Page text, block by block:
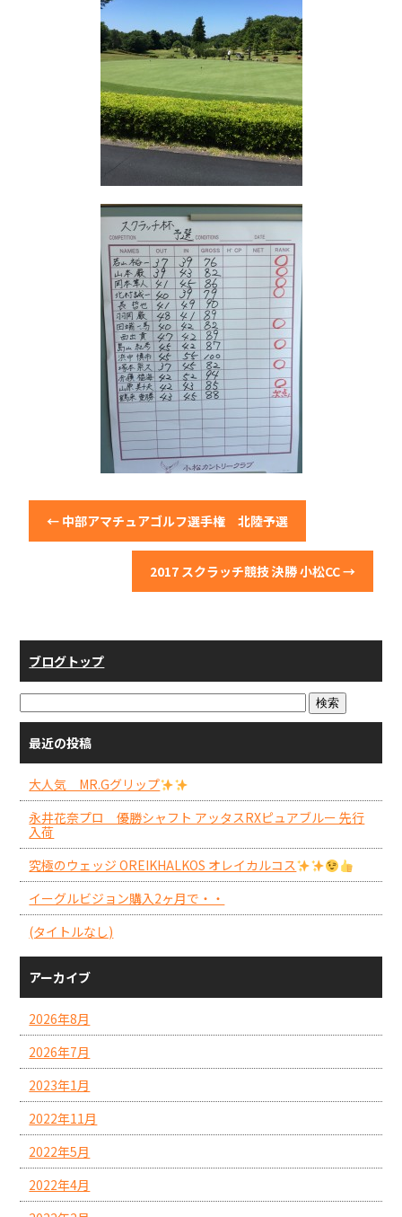
← 中部アマチュアゴルフ選手権 北陸予選
2017 スクラッチ競技 決勝 小松CC→
ブログトップ
最近の投稿
大人気 MR.Gグリップ
永井花奈プロ 優勝シャフト アッタスRXピュアブルー 先行
入荷
究極のウェッジ OREIKHALKOS オレイカルコス
イーグルビジョン購入2ヶ月で・・
(タイトルなし)
アーカイブ
2026年8月
2026年7月
2023年1月
2022年11月
2022年5月
2022年4月